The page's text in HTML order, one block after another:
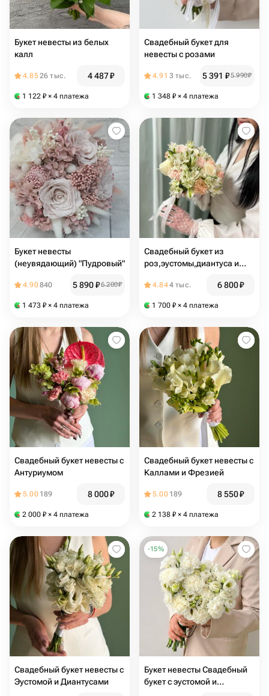
Букет невесты из белых
калл
4.8526 тыс. 4 487₽
1 122 ₽ × 4 платежа
Свадебный букет для
невесты с розами
4.91 3 тыс. 5 391 ₽5 990₽
1 348 ₽ × 4 платежа
Букет невесты
(неувядающий) "Пудровый"
4.90840 5 890₽6 200₽
1 473 ₽ × 4 платежа
Свадебный букет из
роз,эустомы,диантуса и
день»
4.844 тыс. 6 800₽
1 700 ₽ × 4 платежа
Свадебный букет невесты с
Антуриумом
5.00 189 8 000₽
2 000 ₽ × 4 платежа
Свадебный букет невесты с
Каллами и Фрезией
5.00 189 8 550₽
2 138 ₽ × 4 платежа
Свадебный букет невесты с
Эустомой и Диантусами
-15%
Букет невесты Свадебный
букет с эустомой и